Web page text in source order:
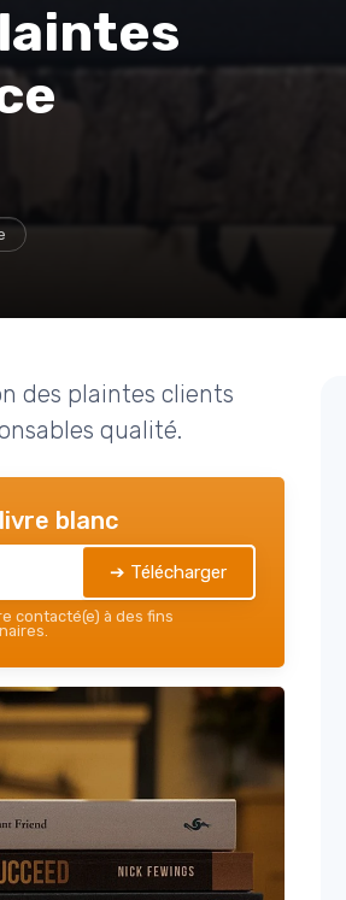
des plaintes clients
qualité.
blanc
➔ Télécharger
contacté(e) à des fins